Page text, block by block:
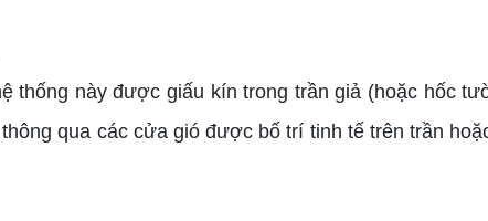
thống này được giấu kín trong trần giả (hoặc hốc
qua các cửa gió được bố trí tinh tế trên trần